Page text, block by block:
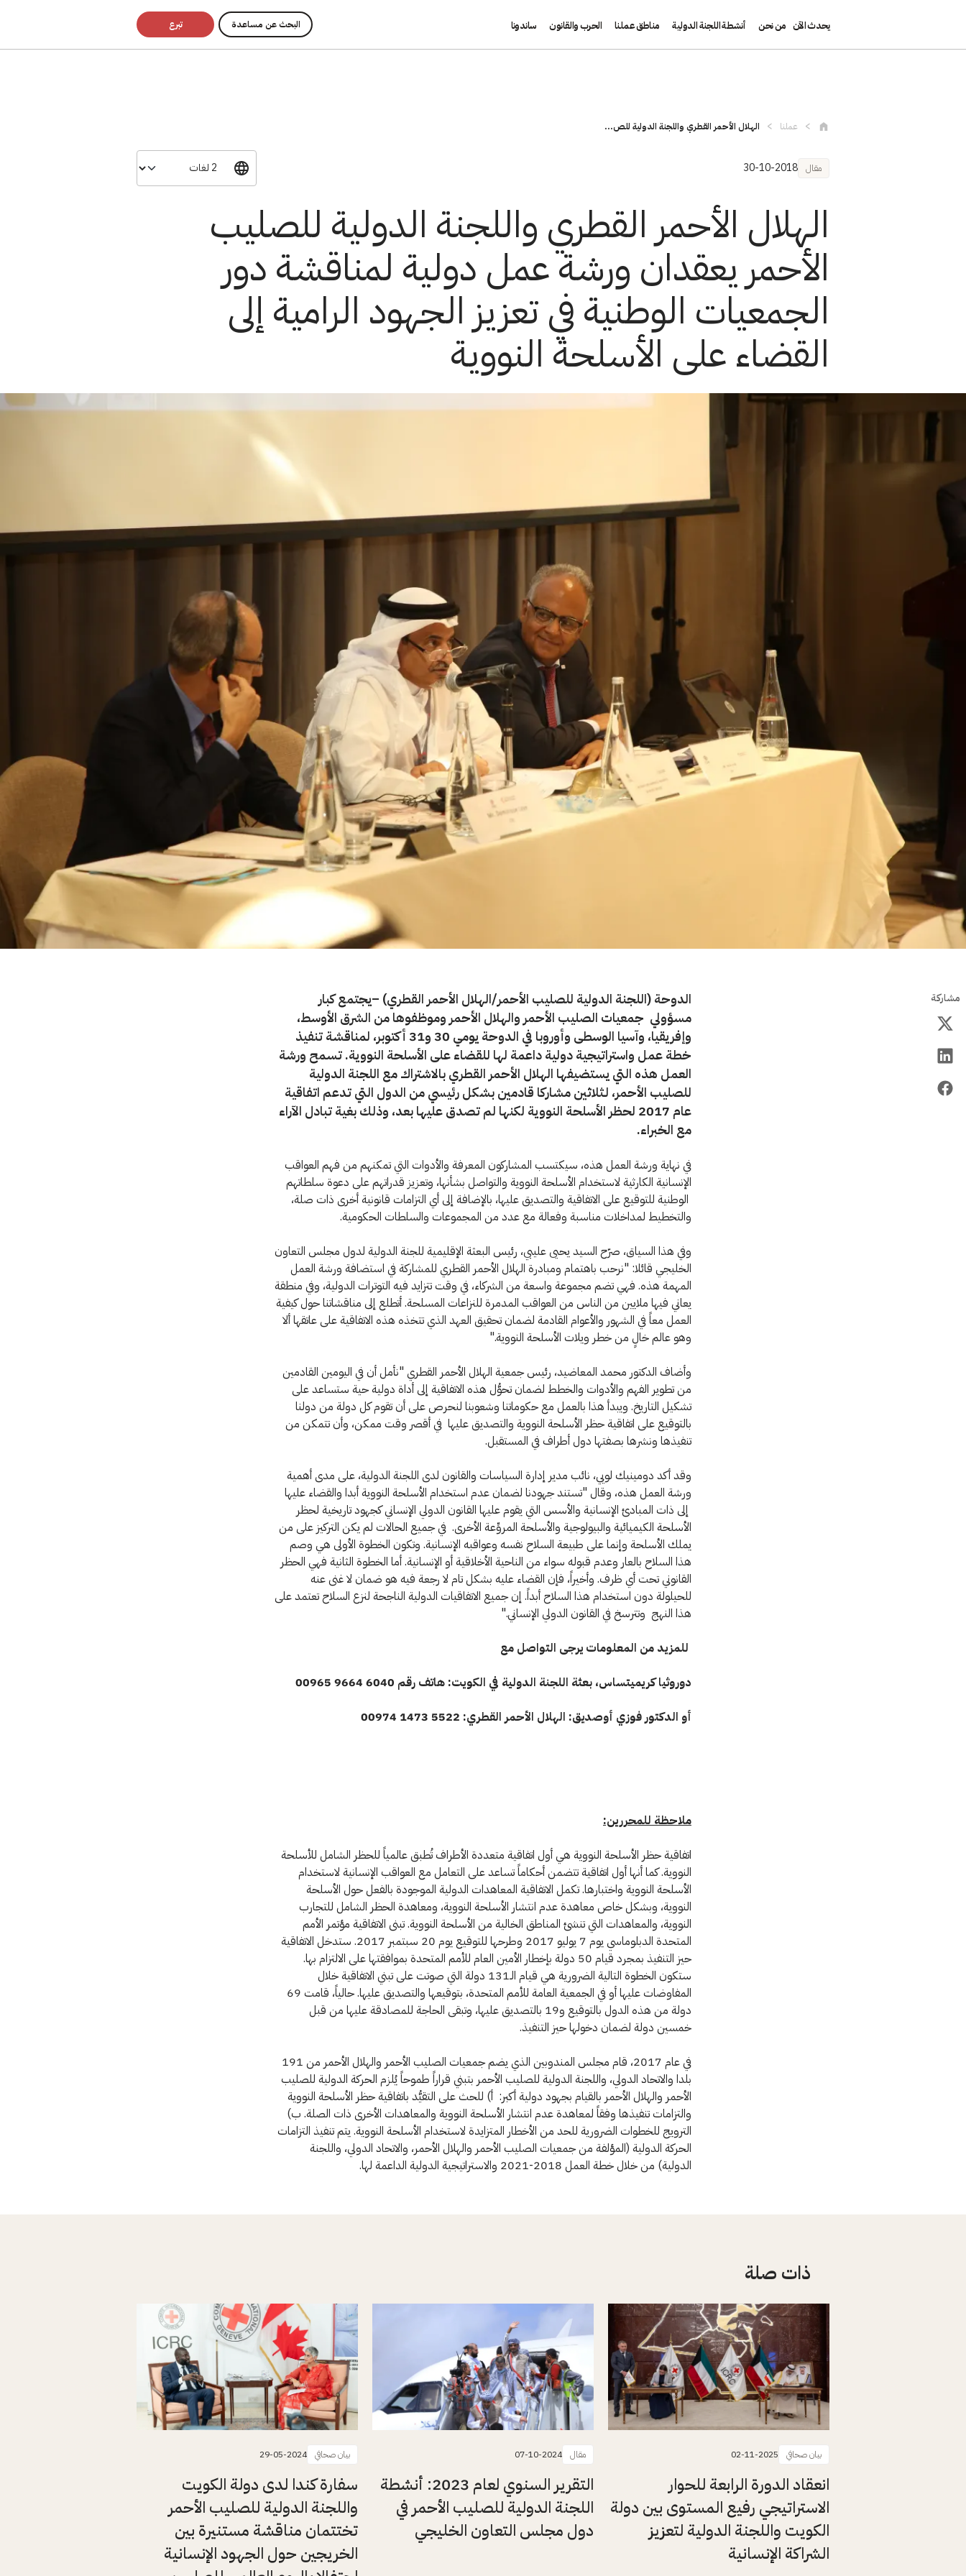
يحدث الآن من نحن أنشطة اللجنة الدولية مناطق عملنا الحرب والقانون ساندونا البحث عن مساعدة تبرع
عملنا الهلال الأحمر القطري واللجنة الدولية للص...
مقال 30-10-2018
الهلال الأحمر القطري واللجنة الدولية للصليب
الأحمر يعقدان ورشة عمل دولية لمناقشة دور
الجمعيات الوطنية في تعزيز الجهود الرامية إلى
القضاء على الأسلحة النووية
مشاركة
الدوحة (اللجنة الدولية للصليب الأحمر/الهلال الأحمر القطري) –يجتمع كبار
مسؤولي جمعيات الصليب الأحمر والهلال الأحمر وموظفوها من الشرق الأوسط،
وإفريقيا، وآسيا الوسطى وأوروبا في الدوحة يومي 30 و31 أكتوبر، لمناقشة تنفيذ
خطة عمل واستراتيجية دولية داعمة لها للقضاء على الأسلحة النووية. تسمح ورشة
العمل هذه التي يستضيفها الهلال الأحمر القطري بالاشتراك مع اللجنة الدولية
للصليب الأحمر، لـثلاثين مشاركا قادمين بشكل رئيسي من الدول التي تدعم اتفاقية
عام 2017 لحظر الأسلحة النووية لكنها لم تصدق عليها بعد، وذلك بغية تبادل الآراء
مع الخبراء.
في نهاية ورشة العمل هذه، سيكتسب المشاركون المعرفة والأدوات التي تمكنهم من فهم العواقب
الإنسانية الكارثية لاستخدام الأسلحة النووية والتواصل بشأنها، وتعزيز قدراتهم على دعوة سلطاتهم
الوطنية للتوقيع على الاتفاقية والتصديق عليها، بالإضافة إلى أي التزامات قانونية أخرى ذات صلة،
والتخطيط لمداخلات مناسبة وفعالة مع عدد من المجموعات والسلطات الحكومية.
وفي هذا السياق، صرّح السيد يحيى عليبي، رئيس البعثة الإقليمية للجنة الدولية لدول مجلس التعاون
الخليجي قائلا: "نرحب باهتمام ومبادرة الهلال الأحمر القطري للمشاركة في استضافة ورشة العمل
المهمة هذه. فهي تضم مجموعة واسعة من الشركاء، في وقت تتزايد فيه التوترات الدولية، وفي منطقة
يعاني فيها ملايين من الناس من العواقب المدمرة للنزاعات المسلحة. أتطلع إلى مناقشاتنا حول كيفية
العمل معاً في الشهور والأعوام القادمة لضمان تحقيق العهد الذي تتخذه هذه الاتفاقية على عاتقها ألا
وهو عالم خالٍ من خطر ويلات الأسلحة النووية."
وأضاف الدكتور محمد المعاضيد، رئيس جمعية الهلال الأحمر القطري "نأمل أن في اليومين القادمين
من تطوير الفهم والأدوات والخطط لضمان تحوُّل هذه الاتفاقية إلى أداة دولية حية ستساعد على
تشكيل التاريخ. ويبدأ هذا بالعمل مع حكوماتنا وشعوبنا لنحرص على أن تقوم كل دولة من دولنا
بالتوقيع على اتفاقية حظر الأسلحة النووية والتصديق عليها في أقصر وقت ممكن، وأن تتمكن من
تنفيذها ونشرها بصفتها دول أطراف في المستقبل.
وقد أكد دومينيك لويي، نائب مدير إدارة السياسات والقانون لدى اللجنة الدولية، على مدى أهمية
ورشة العمل هذه، وقال "تستند جهودنا لضمان عدم استخدام الأسلحة النووية أبدا والقضاء عليها
إلى ذات المبادئ الإنسانية والأسس التي يقوم عليها القانون الدولي الإنساني كجهود تاريخية لحظر
الأسلحة الكيميائية والبيولوجية والأسلحة المروِّعة الأخرى. في جميع الحالات لم يكن التركيز على من
يملك الأسلحة وإنما على طبيعة السلاح نفسه وعواقبه الإنسانية. وتكون الخطوة الأولى هي وصم
هذا السلاح بالعار وعدم قبوله سواء من الناحية الأخلاقية أو الإنسانية. أما الخطوة الثانية فهي الحظر
القانوني تحت أي ظرف. وأخيراً، فإن القضاء عليه بشكل تام لا رجعة فيه هو ضمان لا غنى عنه
للحيلولة دون استخدام هذا السلاح أبداً. إن جميع الاتفاقيات الدولية الناجحة لنزع السلاح تعتمد على
هذا النهج وتترسخ في القانون الدولي الإنساني."
للمزيد من المعلومات يرجى التواصل مع
دوروثيا كريميتساس، بعثة اللجنة الدولية في الكويت: هاتف رقم 6040 9664 00965
أو الدكتور فوزي أوصديق: الهلال الأحمر القطري: 5522 1473 00974
ملاحظة للمحررين:
اتفاقية حظر الأسلحة النووية هي أول اتفاقية متعددة الأطراف تُطبق عالمياً للحظر الشامل للأسلحة
النووية. كما أنها أول اتفاقية تتضمن أحكاماً تساعد على التعامل مع العواقب الإنسانية لاستخدام
الأسلحة النووية واختبارها. تكمل الاتفاقية المعاهدات الدولية الموجودة بالفعل حول الأسلحة
النووية، وبشكل خاص معاهدة عدم انتشار الأسلحة النووية، ومعاهدة الحظر الشامل للتجارب
النووية، والمعاهدات التي تنشئ المناطق الخالية من الأسلحة النووية. تبنى الاتفاقية مؤتمر الأمم
المتحدة الدبلوماسي يوم 7 يوليو 2017 وطرحها للتوقيع يوم 20 سبتمبر 2017. ستدخل الاتفاقية
حيز التنفيذ بمجرد قيام 50 دولة بإخطار الأمين العام للأمم المتحدة بموافقتها على الالتزام بها.
ستكون الخطوة التالية الضرورية هي قيام الـ131 دولة التي صوتت على تبني الاتفاقية خلال
المفاوضات عليها أو في الجمعية العامة للأمم المتحدة، بتوقيعها والتصديق عليها. حالياً، قامت 69
دولة من هذه الدول بالتوقيع و19 بالتصديق عليها، وتبقى الحاجة للمصادقة عليها من قبل
خمسين دولة لضمان دخولها حيز التنفيذ.
في عام 2017، قام مجلس المندوبين الذي يضم جمعيات الصليب الأحمر والهلال الأحمر من 191
بلدا والاتحاد الدولي، واللجنة الدولية للصليب الأحمر بتبني قراراً طموحاً يُلزم الحركة الدولية للصليب
الأحمر والهلال الأحمر بالقيام بجهود دولية أكبر: أ) للحث على التقيُّد باتفاقية حظر الأسلحة النووية
والتزامات تنفيذها وفقاً لمعاهدة عدم انتشار الأسلحة النووية والمعاهدات الأخرى ذات الصلة. ب)
الترويج للخطوات الضرورية للحد من الأخطار المتزايدة لاستخدام الأسلحة النووية. يتم تنفيذ التزامات
الحركة الدولية (المؤلفة من جمعيات الصليب الأحمر والهلال الأحمر، والاتحاد الدولي، واللجنة
الدولية) من خلال خطة العمل 2018-2021 والاستراتيجية الدولية الداعمة لها.
ذات صلة
بيان صحافي 02-11-2025
انعقاد الدورة الرابعة للحوار
الاستراتيجي رفيع المستوى بين دولة
الكويت واللجنة الدولية لتعزيز
الشراكة الإنسانية
مقال 07-10-2024
التقرير السنوي لعام 2023: أنشطة
اللجنة الدولية للصليب الأحمر في
دول مجلس التعاون الخليجي
بيان صحافي 29-05-2024
سفارة كندا لدى دولة الكويت
واللجنة الدولية للصليب الأحمر
تختتمان مناقشة مستنيرة بين
الخريجين حول الجهود الإنسانية